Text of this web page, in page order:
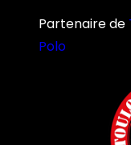
Partenaire de
Polo